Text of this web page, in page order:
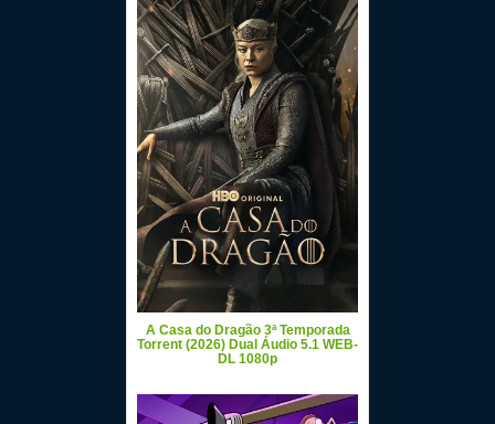
A Casa do Dragão 3ª Temporada
Torrent (2026) Dual Áudio 5.1 WEB-
DL 1080p